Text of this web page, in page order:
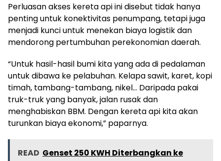
Perluasan akses kereta api ini disebut tidak hanya
penting untuk konektivitas penumpang, tetapi juga
menjadi kunci untuk menekan biaya logistik dan
mendorong pertumbuhan perekonomian daerah.
“Untuk hasil-hasil bumi kita yang ada di pedalaman
untuk dibawa ke pelabuhan. Kelapa sawit, karet, kopi
timah, tambang-tambang, nikel… Daripada pakai
truk-truk yang banyak, jalan rusak dan
menghabiskan BBM. Dengan kereta api kita akan
turunkan biaya ekonomi,” paparnya.
READ Genset 250 KWH Diterbangkan ke